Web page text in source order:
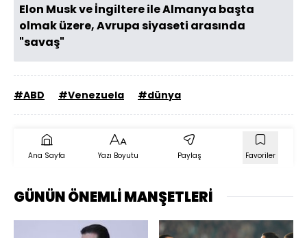
Elon Musk ve İngiltere ile Almanya başta
olmak üzere, Avrupa siyaseti arasında
"savaş"
#ABD #Venezuela #dünya
Ana Sayfa Yazı Boyutu Paylaş Favoriler
GÜNÜN ÖNEMLİ MANŞETLERİ